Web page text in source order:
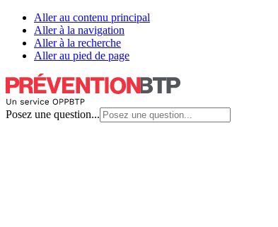
Aller au contenu principal
Aller à la navigation
Aller à la recherche
Aller au pied de page
Posez une question...